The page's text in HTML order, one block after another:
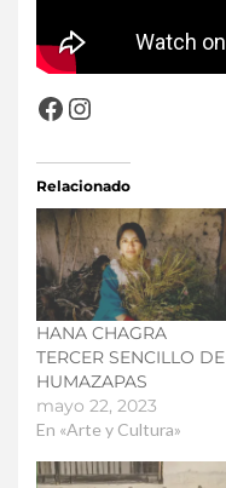
Relacionado
HANA CHAGRA
TERCER SENCILLO DE
HUMAZAPAS
mayo 22, 2023
En «Arte y Cultura»